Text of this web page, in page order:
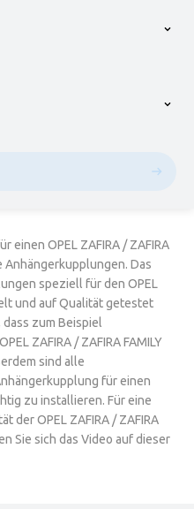
einen OPEL ZAFIRA / ZAFIRA
Anhängerkupplungen. Das
speziell für den OPEL
und auf Qualität getestet
zum Beispiel
ZAFIRA / ZAFIRA FAMILY
sind alle
für einen
zu installieren. Für eine
der OPEL ZAFIRA / ZAFIRA
Sie sich das Video auf dieser